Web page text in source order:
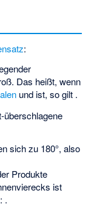
:
Das heißt, wenn
und ist, so gilt .
überschlagene
sich zu 180°, also
Produkte
ist
.